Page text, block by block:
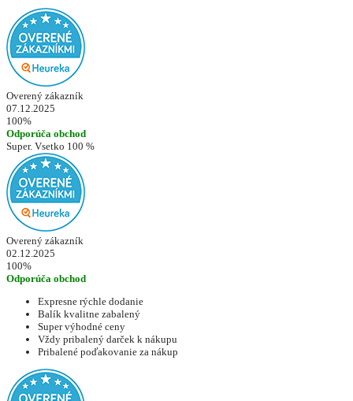
Overený zákazník
07.12.2025
100%
Odporúča obchod
Super. Vsetko 100 %
Overený zákazník
02.12.2025
100%
Odporúča obchod
Expresne rýchle dodanie
Balík kvalitne zabalený
Super výhodné ceny
Vždy pribalený darček k nákupu
Pribalené poďakovanie za nákup